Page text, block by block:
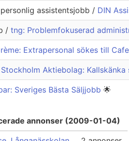
assistentsjobb / DIN
/ tng: Problemfokuserad
Extrapersonal sökes till
Stockholm Aktiebolag:
Sveriges Bästa Säljjobb 🌟
annonser (2009-01-04)